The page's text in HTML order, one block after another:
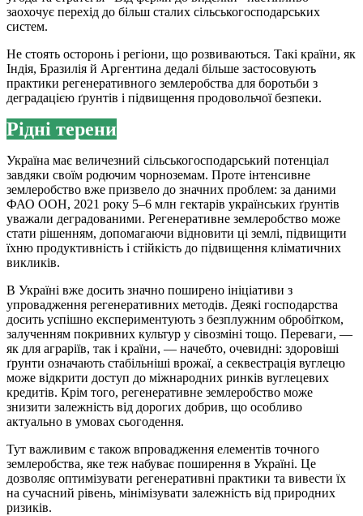
заохочує перехід до більш сталих сільськогосподарських
систем.
Не стоять осторонь і регіони, що розвиваються. Такі країни, як
Індія, Бразилія й Аргентина дедалі більше застосовують
практики регенеративного землеробства для боротьби з
деградацією ґрунтів і підвищення продовольчої безпеки.
Рідні терени
Україна має величезний сільськогосподарський потенціал
завдяки своїм родючим чорноземам. Проте інтенсивне
землеробство вже призвело до значних проблем: за даними
ФАО ООН, 2021 року 5–6 млн гектарів українських ґрунтів
уважали деградованими. Регенеративне землеробство може
стати рішенням, допомагаючи відновити ці землі, підвищити
їхню продуктивність і стійкість до підвищення кліматичних
викликів.
В Україні вже досить значно поширено ініціативи з
упровадження регенеративних методів. Деякі господарства
досить успішно експериментують з безплужним обробітком,
залученням покривних культур у сівозміні тощо. Переваги, —
як для аграріїв, так і країни, — начебто, очевидні: здоровіші
ґрунти означають стабільніші врожаї, а секвестрація вуглецю
може відкрити доступ до міжнародних ринків вуглецевих
кредитів. Крім того, регенеративне землеробство може
знизити залежність від дорогих добрив, що особливо
актуально в умовах сьогодення.
Тут важливим є також впровадження елементів точного
землеробства, яке теж набуває поширення в Україні. Це
дозволяє оптимізувати регенеративні практики та вивести їх
на сучасний рівень, мінімізувати залежність від природних
ризиків.